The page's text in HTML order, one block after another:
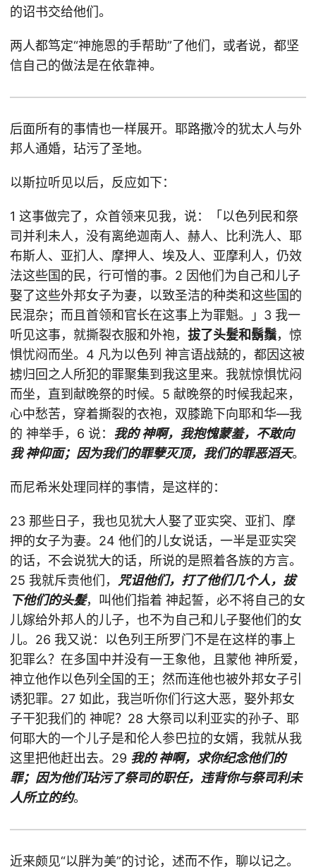
的诏书交给他们。
两人都笃定“神施恩的手帮助”了他们，或者说，都坚
信自己的做法是在依靠神。
后面所有的事情也一样展开。耶路撒冷的犹太人与外
邦人通婚，玷污了圣地。
以斯拉听见以后，反应如下：
1 这事做完了，众首领来见我，说：「以色列民和祭
司并利未人，没有离绝迦南人、赫人、比利洗人、耶
布斯人、亚扪人、摩押人、埃及人、亚摩利人，仍效
法这些国的民，行可憎的事。2 因他们为自己和儿子
娶了这些外邦女子为妻，以致圣洁的种类和这些国的
民混杂；而且首领和官长在这事上为罪魁。」3 我一
听见这事，就撕裂衣服和外袍， 拔了头髮和鬍鬚，惊
惧忧闷而坐。4 凡为以色列 神言语战兢的，都因这被
掳归回之人所犯的罪聚集到我这里来。我就惊惧忧闷
而坐，直到献晚祭的时候。5 献晚祭的时候我起来，
心中愁苦，穿着撕裂的衣袍，双膝跪下向耶和华―我
的 神举手，6 说： 我的 神啊，我抱愧蒙羞，不敢向
我 神仰面；因为我们的罪孽灭顶，我们的罪恶滔天。
而尼希米处理同样的事情，是这样的：
23 那些日子，我也见犹大人娶了亚实突、亚扪、摩
押的女子为妻。24 他们的儿女说话，一半是亚实突
的话，不会说犹大的话，所说的是照着各族的方言。
25 我就斥责他们， 咒诅他们，打了他们几个人，拔
下他们的头髮，叫他们指着 神起誓，必不将自己的女
儿嫁给外邦人的儿子，也不为自己和儿子娶他们的女
儿。26 我又说：以色列王所罗门不是在这样的事上
犯罪么？在多国中并没有一王象他，且蒙他 神所爱，
神立他作以色列全国的王；然而连他也被外邦女子引
诱犯罪。27 如此，我岂听你们行这大恶，娶外邦女
子干犯我们的 神呢？28 大祭司以利亚实的孙子、耶
何耶大的一个儿子是和伦人参巴拉的女婿，我就从我
这里把他赶出去。29 我的 神啊，求你纪念他们的
罪；因为他们玷污了祭司的职任，违背你与祭司利未
人所立的约。
近来颇见“以胖为美”的讨论，述而不作，聊以记之。